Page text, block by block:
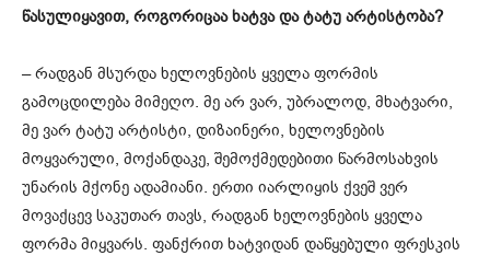
წასულიყავით, როგორიცაა ხატვა და ტატუ არტისტობა?
– რადგან მსურდა ხელოვნების ყველა ფორმის
გამოცდილება მიმეღო. მე არ ვარ, უბრალოდ, მხატვარი,
მე ვარ ტატუ არტისტი, დიზაინერი, ხელოვნების
მოყვარული, მოქანდაკე, შემოქმედებითი წარმოსახვის
უნარის მქონე ადამიანი. ერთი იარლიყის ქვეშ ვერ
მოვაქცევ საკუთარ თავს, რადგან ხელოვნების ყველა
ფორმა მიყვარს. ფანქრით ხატვიდან დაწყებული ფრესკის